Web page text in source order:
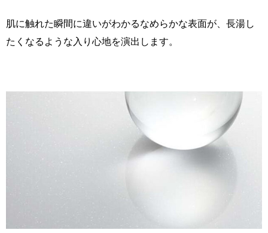
肌に触れた瞬間に違いがわかるなめらかな表面が、長湯し
たくなるような入り心地を演出します。